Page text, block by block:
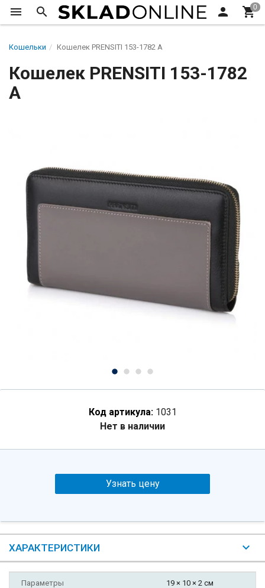
Кошельки Кошелек PRENSITI 153-1782 A
Кошелек PRENSITI 153-1782
A
Код артикула: 1031
Нет в наличии
Узнать цену
ХАРАКТЕРИСТИКИ
Параметры 19 × 10 × 2 см